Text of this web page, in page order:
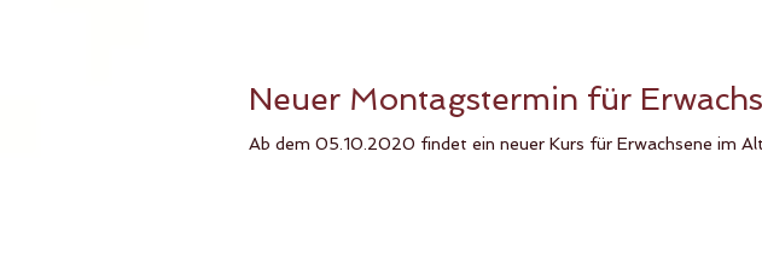
Neuer Montagstermin für
Ab dem 05.10.2020 findet ein neuer Kurs für Erwachsene im